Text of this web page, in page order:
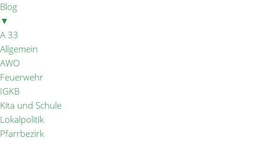
Blog
▼
A 33
Allgemein
AWO
Feuerwehr
IGKB
Kita und Schule
Lokalpolitik
Pfarrbezirk